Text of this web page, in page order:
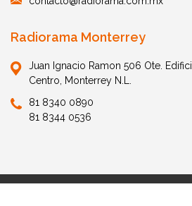
Radiorama Monterrey
Juan Ignacio Ramon 506 Ote.
Centro, Monterrey N.L.
81 8340 0890
81 8344 0536